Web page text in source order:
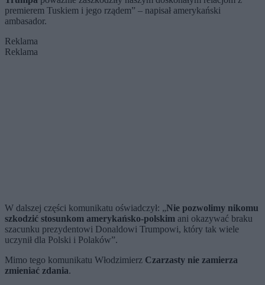
premierem Tuskiem i jego rządem” – napisał amerykański
ambasador.
Reklama
Reklama
W dalszej części komunikatu oświadczył: „Nie pozwolimy nikomu
szkodzić stosunkom amerykańsko-polskim ani okazywać braku
szacunku prezydentowi Donaldowi Trumpowi, który tak wiele
uczynił dla Polski i Polaków”.
Mimo tego komunikatu Włodzimierz Czarzasty nie zamierza
zmieniać zdania.